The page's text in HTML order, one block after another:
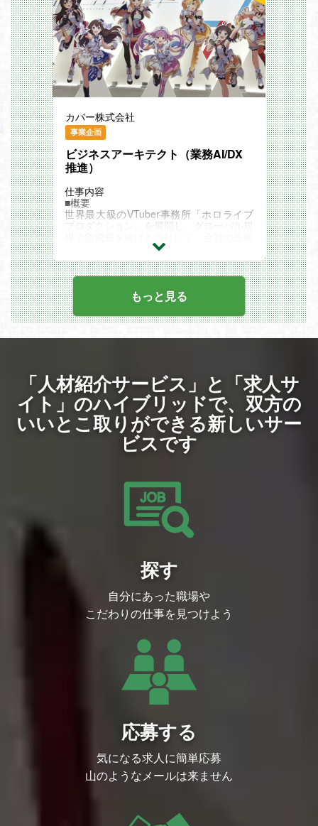
カバー株式会社
事業企画
ビジネスアーキテクト（業務AI/DX
推進）
仕事内容
■概要
世界最大級のVTuber事務所「ホロライブ
プロダクション」を展開し、グローバル規
性を抜本的に向上させる「ビジネスアーキ
テクト（業務AI/DX推進）」を募集しま
す。
本ポジションのミッションは、事業の急拡
大に伴いスピード優先で構築された各部署
の「個別最適」な業務プロセスを、全社視
点での「全体最適」へと再構築することで
す。単なる現場の業務改善にとどまらず、
経営陣やCTO室などの経営層と直接連携
す。トップダウンの意思決定を促しなが
ら、ダイナミックに会社を変革していく非
常に裁量とインパクトの大きなポジション
です。
タレントサポート、グッズ・ライブ制作か
ら開発まで多岐にわたる事業ドメインにお
いて、現場からの相談を待つのではなく、
プロアクティブに潜在課題を発見する姿勢
要ルールの撤廃など、手段に縛られずゼロ
ベースで「攻めの業務改革」をリードでき
る、課題解決能力に長けた方をお待ちして
Notion, Slack, Google Workspace, Claud
【1. 業務プロセスの可視化と標準化（BP
各部門へのヒアリングを通じて現状（As-I
s）の業務フローを整理し、根本的な課題
を特定。改善後のプロセス（To-Be）を設
までを推進します。事業の急成長に伴い発
生している各部署の「個別最適」な運用
を、全社視点の「全体最適」へと再構築す
る重要な役割を担います。
【2. 全社AI活用の推進とガバナンス構
を企画・推進します。具体的には、生成AI
等が当社固有の文脈や業務知識を正しく解
データの集約・構造化（AI活用基盤の整
備）を進めます。また、情報漏洩等のリス
クを抑えるガイドライン策定や社内教育を
して構築します。
もっと見る
「人材紹介サービス」と「求人サ
イト」のハイブリッドで、双方の
いいとこ取りができる新しいサー
ビスです
探す
自分にあった職場や
こだわりの仕事を見つけよう
応募する
気になる求人に簡単応募
山のようなメールは来ません